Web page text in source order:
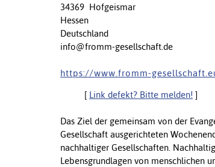
34369 Hofgeismar
Hessen
Deutschland
info@fromm-gesellschaft.de
h t t p s : / / w w w . f r o m m - g e s e l l s c h a f t .
[ Link defekt? Bitte melden! ]
Das Ziel der gemeinsam von der
Gesellschaft ausgerichteten
nachhaltiger Gesellschaften.
Lebensgrundlagen von menschlichen